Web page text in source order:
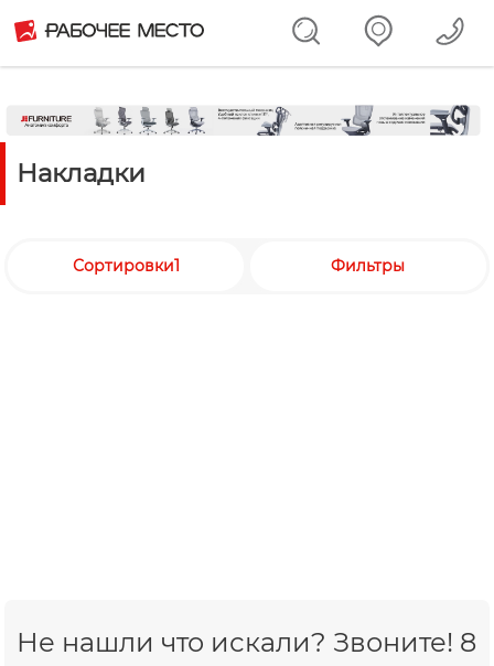
Накладки
Сортировки1 Фильтры
Не нашли что искали? Звоните! 8